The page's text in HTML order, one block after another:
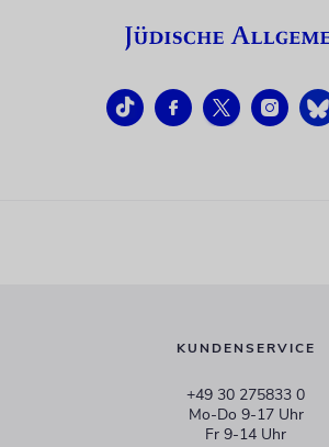
KUNDENSERVICE
+49 30 275833 0
Mo-Do 9-17 Uhr
Fr 9-14 Uhr